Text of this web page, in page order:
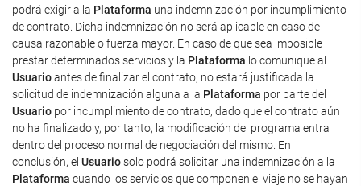
podrá exigir a la Plataforma una indemnización por incumplimiento
de contrato. Dicha indemnización no será aplicable en caso de
causa razonable o fuerza mayor. En caso de que sea imposible
prestar determinados servicios y la Plataforma lo comunique al
Usuarioantes de finalizar el contrato, no estará justificada la
solicitud de indemnización alguna a la Plataforma por parte del
Usuario por incumplimiento de contrato, dado que el contrato aún
no ha finalizado y, por tanto, la modificación del programa entra
dentro del proceso normal de negociación del mismo. En
conclusión, el Usuariosolo podrá solicitar una indemnización a la
Plataforma cuando los servicios que componen el viaje no se hayan